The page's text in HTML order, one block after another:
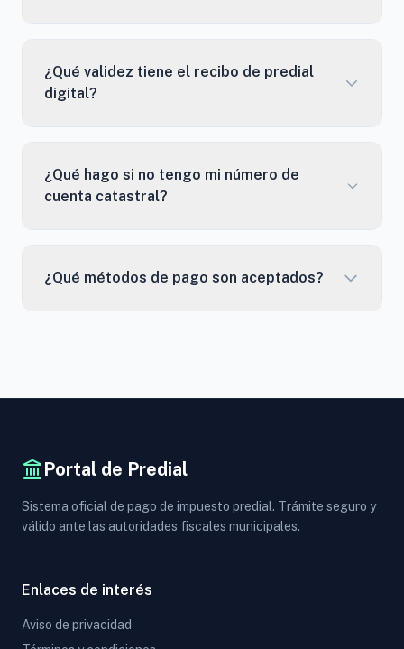
¿Qué validez tiene el recibo de predial
digital?
¿Qué hago si no tengo mi número de
cuenta catastral?
¿Qué métodos de pago son aceptados?
Portal de Predial
Sistema oficial de pago de impuesto predial. Trámite seguro y
válido ante las autoridades fiscales municipales.
Enlaces de interés
Aviso de privacidad